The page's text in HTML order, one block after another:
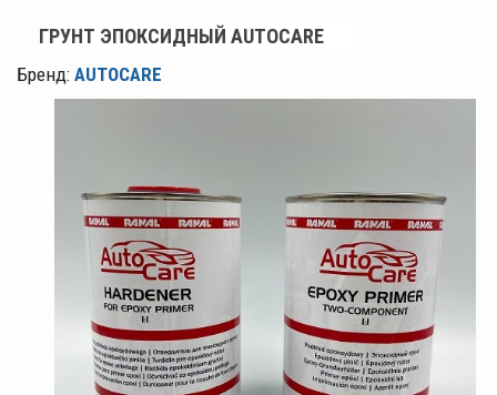
ГРУНТ ЭПОКСИДНЫЙ AUTOCARE
Бренд: AUTOCARE